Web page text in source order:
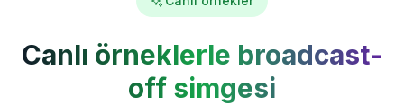
Canlı örneklerle broadcast-
off simgesi